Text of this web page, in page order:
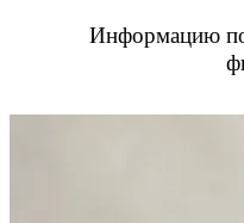
Информацию